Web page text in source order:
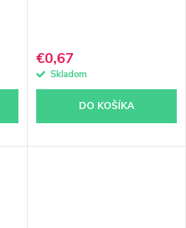
€0,67
Skladom
DO KOŠÍKA